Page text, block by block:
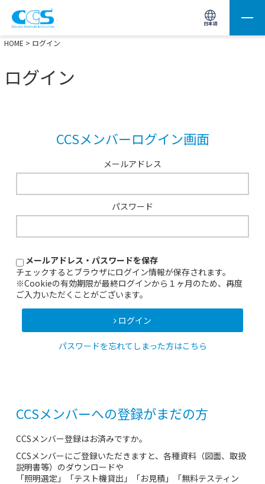
日本語
画像処理用の製品検索 サイト内検索(Enterで実行)
HOME > ログイン
ログイン
CCSメンバーログイン画面
メールアドレス
パスワード
メールアドレス・パスワードを保存
チェックするとブラウザにログイン情報が保存されます。
※Cookieの有効期限が最終ログインから１ヶ月のため、再度
ご入力いただくことがございます。
ログイン
パスワードを忘れてしまった方はこちら
CCSメンバーへの登録がまだの方
CCSメンバー登録はお済みですか。
CCSメンバーにご登録いただきますと、各種資料（図面、取扱
説明書等）のダウンロードや
「照明選定」「テスト機貸出」「お見積」「無料テスティン